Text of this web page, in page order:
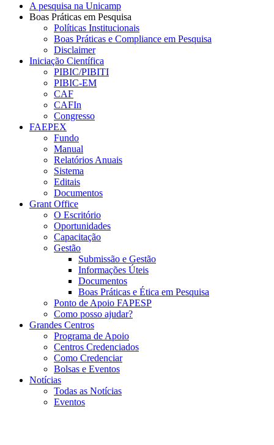
A pesquisa na Unicamp
Boas Práticas em Pesquisa
Políticas Institucionais
Boas Práticas e Compliance em Pesquisa
Disclaimer
Iniciação Científica
PIBIC/PIBITI
PIBIC-EM
CAF
CAFIn
Congresso
FAEPEX
Fundo
Manual
Relatórios Anuais
Sistema
Editais
Documentos
Grant Office
O Escritório
Oportunidades
Capacitação
Gestão
Submissão e Gestão
Informações Úteis
Documentos
Boas Práticas e Ética em Pesquisa
Ponto de Apoio FAPESP
Como posso ajudar?
Grandes Centros
Programa de Apoio
Centros Credenciados
Como Credenciar
Bolsas e Eventos
Notícias
Todas as Notícias
Eventos